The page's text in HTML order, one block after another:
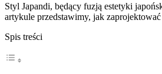
Styl Japandi, będący fuzją estetyki
artykule przedstawimy, jak
Spis treści